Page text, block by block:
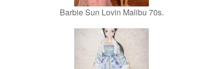
Barbie Sun Lovin Malibu 70s.